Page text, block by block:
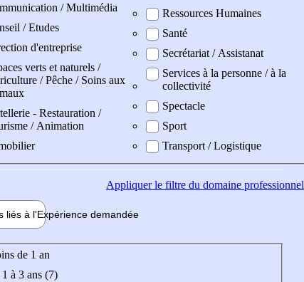
/ Multimédia
/ Etudes
d'entreprise
verts et naturels /
/ Pêche / Soins aux
- Restauration /
/ Animation
Ressources Humaines
Santé
Secrétariat / Assistanat
Services à la personne / à la
collectivité
Spectacle
Sport
Transport / Logistique
Appliquerle filtre du domaine professionnel
liés à l'Expérience demandée
de 1 an
à 3 ans (7)